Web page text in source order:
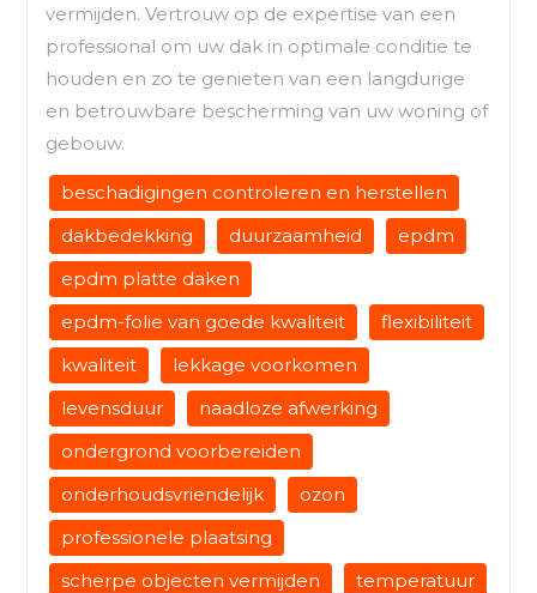
vermijden. Vertrouw op de expertise van een
professional om uw dak in optimale conditie te
houden en zo te genieten van een langdurige
en betrouwbare bescherming van uw woning of
gebouw.
beschadigingen controleren en herstellen
dakbedekking
duurzaamheid
epdm
epdm platte daken
epdm-folie van goede kwaliteit
flexibiliteit
kwaliteit
lekkage voorkomen
levensduur
naadloze afwerking
ondergrond voorbereiden
onderhoudsvriendelijk
ozon
professionele plaatsing
scherpe objecten vermijden
temperatuur